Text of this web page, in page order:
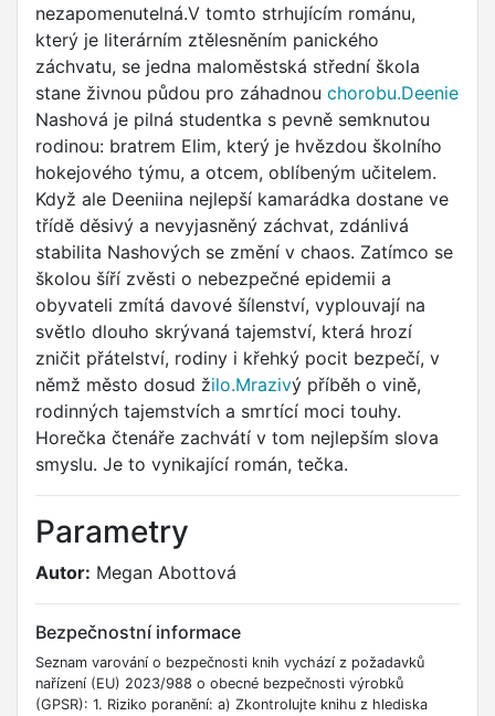
nezapomenutelná.V tomto strhujícím románu,
který je literárním ztělesněním panického
záchvatu, se jedna maloměstská střední škola
stane živnou půdou pro záhadnou chorobu.Deenie
Nashová je pilná studentka s pevně semknutou
rodinou: bratrem Elim, který je hvězdou školního
hokejového týmu, a otcem, oblíbeným učitelem.
Když ale Deeniina nejlepší kamarádka dostane ve
třídě děsivý a nevyjasněný záchvat, zdánlivá
stabilita Nashových se změní v chaos. Zatímco se
školou šíří zvěsti o nebezpečné epidemii a
obyvateli zmítá davové šílenství, vyplouvají na
světlo dlouho skrývaná tajemství, která hrozí
zničit přátelství, rodiny i křehký pocit bezpečí, v
němž město dosud žilo.Mrazivý příběh o vině,
rodinných tajemstvích a smrtící moci touhy.
Horečka čtenáře zachvátí v tom nejlepším slova
smyslu. Je to vynikající román, tečka.
Parametry
Autor: Megan Abottová
Bezpečnostní informace
Seznam varování o bezpečnosti knih vychází z požadavků
nařízení (EU) 2023/988 o obecné bezpečnosti výrobků
(GPSR): 1. Riziko poranění: a) Zkontrolujte knihu z hlediska